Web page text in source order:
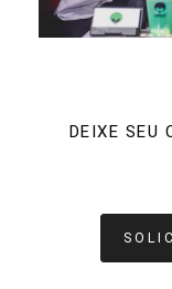
DEIXE SEU